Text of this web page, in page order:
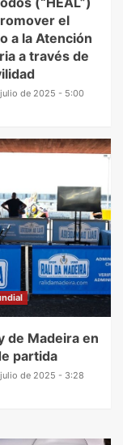
el
a la Atención
a través de
de 2025 - 5:00
de Madeira en
partida
de 2025 - 3:28